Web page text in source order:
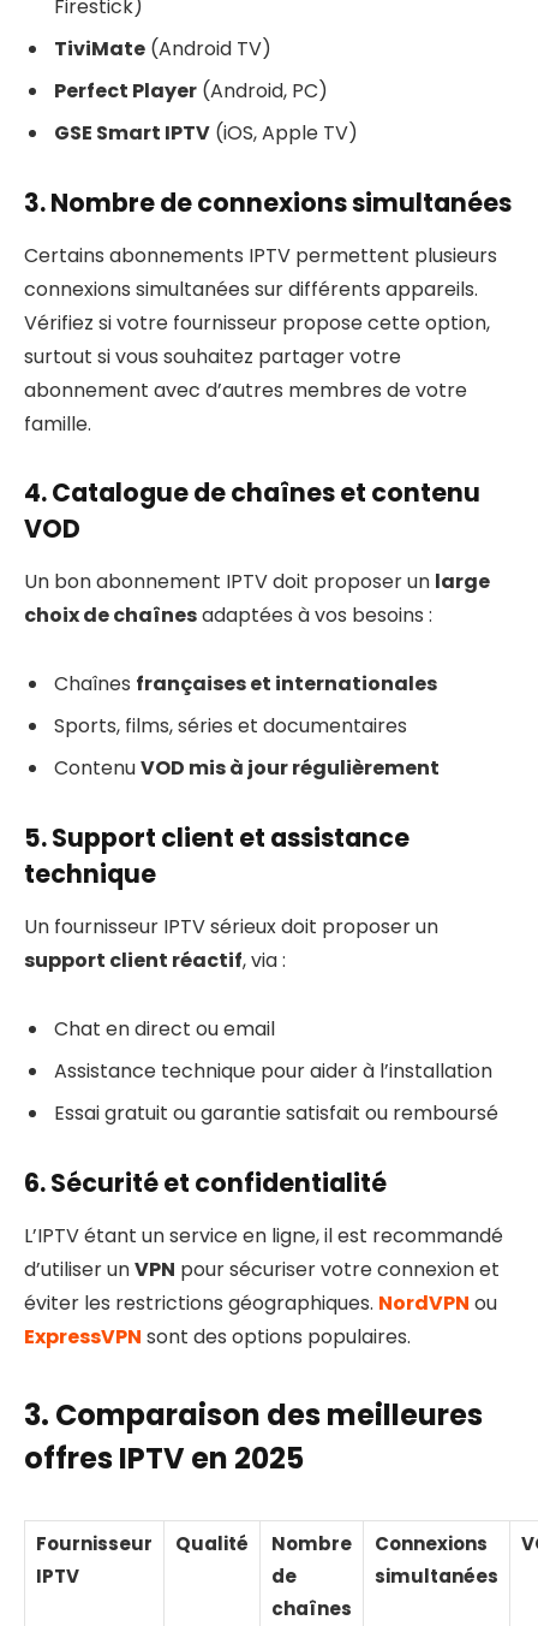
Firestick)
TiviMate (Android TV)
Perfect Player (Android, PC)
GSE Smart IPTV (iOS, Apple TV)
3. Nombre de connexions simultanées
Certains abonnements IPTV permettent plusieurs
connexions simultanées sur différents appareils.
Vérifiez si votre fournisseur propose cette option,
surtout si vous souhaitez partager votre
abonnement avec d’autres membres de votre
famille.
4. Catalogue de chaînes et contenu
VOD
Un bon abonnement IPTV doit proposer un large
choix de chaînesadaptées à vos besoins :
Chaînes françaises et internationales
Sports, films, séries et documentaires
ContenuVOD mis à jour régulièrement
5. Support client et assistance
technique
Un fournisseur IPTV sérieux doit proposer un
support client réactif, via :
Chat en direct ou email
Assistance technique pour aider à l’installation
Essai gratuit ou garantie satisfait ou remboursé
6. Sécurité et confidentialité
L’IPTV étant un service en ligne, il est recommandé
d’utiliser unVPN pour sécuriser votre connexion et
éviter les restrictions géographiques. NordVPN ou
ExpressVPN sont des options populaires.
3. Comparaison des meilleures
offres IPTV en 2025
Fournisseur
IPTV
Qualité
Nombre
de
chaînes
Connexions
simultanées